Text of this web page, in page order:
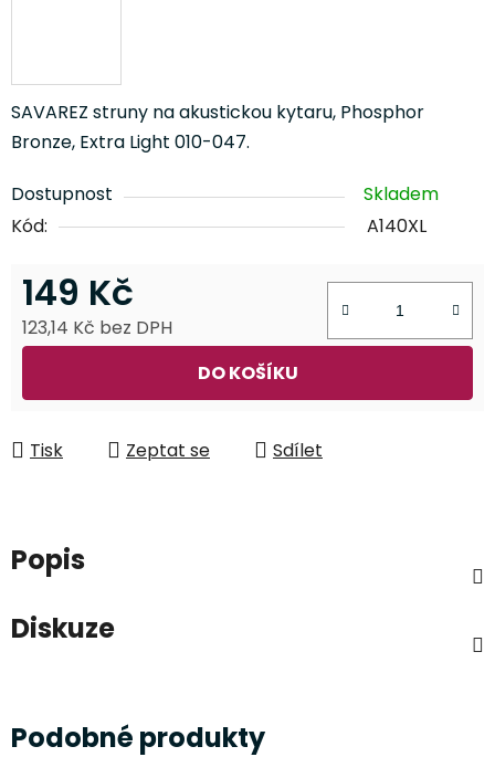
SAVAREZ struny na akustickou kytaru, Phosphor
Bronze, Extra Light 010-047.
Dostupnost
Skladem
Kód:
A140XL
149 Kč
123,14 Kč bez DPH
DO KOŠÍKU
Tisk Zeptat se Sdílet
Popis
Diskuze
Podobné produkty